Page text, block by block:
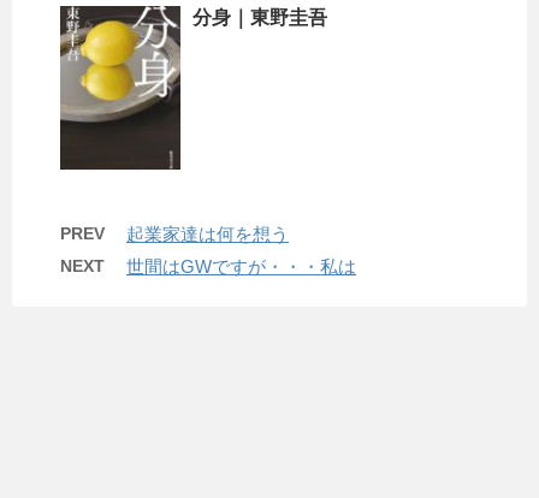
分身｜東野圭吾
PREV 起業家達は何を想う
NEXT 世間はGWですが・・・私は